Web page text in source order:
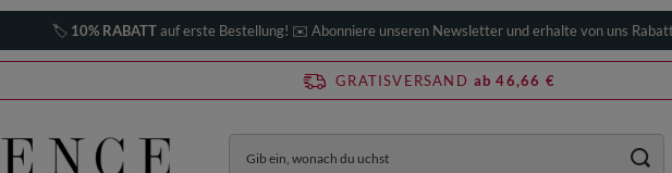
🏷️ 10% RABATTauf erste Bestellung! ✉️ Abonniere unseren Newsletter und erhalte von uns
GRATISVERSAND ab 46,66 €